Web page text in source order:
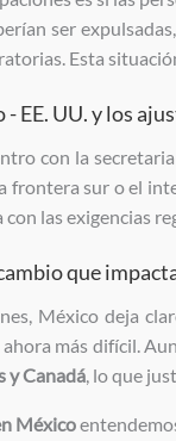
ser
Esta
EE. UU. y los
con la
frontera sur o el
las exigencias
que
México deja
más difícil.
y Canadá, lo que
México